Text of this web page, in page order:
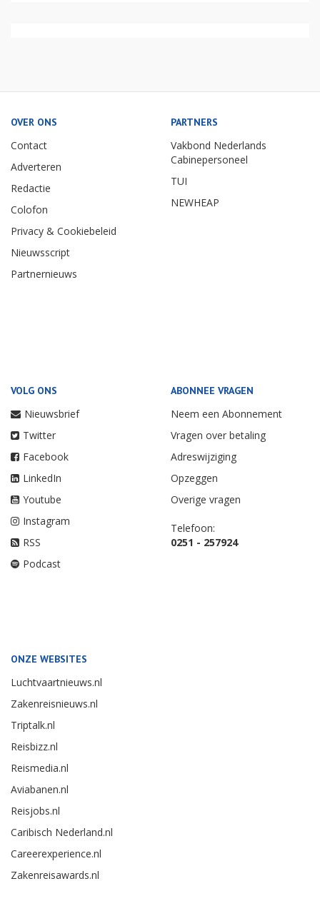
OVER ONS
Contact
Adverteren
Redactie
Colofon
Privacy & Cookiebeleid
Nieuwsscript
Partnernieuws
PARTNERS
Vakbond Nederlands
Cabinepersoneel
TUI
NEWHEAP
VOLG ONS
Nieuwsbrief
Twitter
Facebook
LinkedIn
Youtube
Instagram
RSS
Podcast
ABONNEE VRAGEN
Neem een Abonnement
Vragen over betaling
Adreswijziging
Opzeggen
Overige vragen
Telefoon:
0251 - 257924
ONZE WEBSITES
Luchtvaartnieuws.nl
Zakenreisnieuws.nl
Triptalk.nl
Reisbizz.nl
Reismedia.nl
Aviabanen.nl
Reisjobs.nl
Caribisch Nederland.nl
Careerexperience.nl
Zakenreisawards.nl